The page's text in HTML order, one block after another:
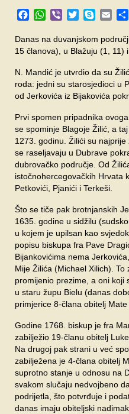
SPONZORI
FORUM
Facebook
WhatsApp
Viber TwitterSkype
Danas na duvanjskom
15 članova), u Blažuju (1, 11)
N. Mandić je utvrdio da su
roda: jedni su starosjedioci u
od Jerkovića iz Bijakovića
Prvi spomen pripadnika
se spominje Blagoje Žilić, a
1273. godinu. Žilići su
se raseljavaju u Dubrave
dubrovačko područje. Od
istočnohercegovačkih Hrvata
Petkovići, Pjanići i Terkeši.
Što se tiče pak brotnjanskih
1635. godine u sidžilu
u kojem je upilsan kao
popisu biskupa fra Pave
Bijankovićima nema
Mije Žilića (Michael Xilich).
promijenio prezime, a oni koji
u staru župu Bielu (danas
primjerice 8-člana obitelj Mate
Godine 1768. biskup je fra
zabilježio 19-članu obitelj
Na drugoj pak strani u već
zabilježena je 4-člana obitelj
suprotno stanje u odnosu na
svakom slučaju nedvojbeno
podrijetla, što potvrđuje i
danas imaju obiteljski